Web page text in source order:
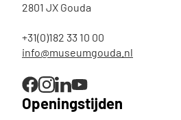
2801 JX Gouda
+31(0)182 33 10 00
info@museumgouda.nl
Openingstijden